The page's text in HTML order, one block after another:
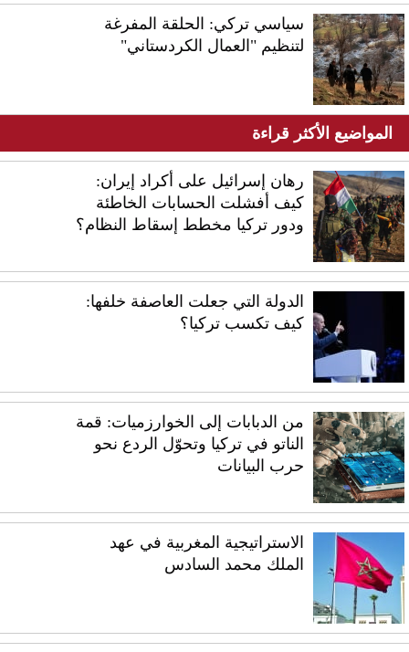
سياسي تركي: الحلقة المفرغة
لتنظيم "العمال الكردستاني"
المواضيع الأكثر قراءة
رهان إسرائيل على أكراد إيران:
كيف أفشلت الحسابات الخاطئة
ودور تركيا مخطط إسقاط النظام؟
الدولة التي جعلت العاصفة خلفها:
كيف تكسب تركيا؟
من الدبابات إلى الخوارزميات: قمة
الناتو في تركيا وتحوّل الردع نحو
حرب البيانات
الاستراتيجية المغربية في عهد
الملك محمد السادس